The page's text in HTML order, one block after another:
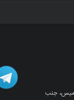
جنب